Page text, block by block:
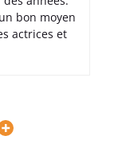
bon moyen
actrices et